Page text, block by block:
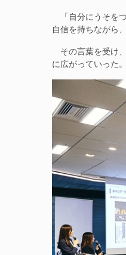
「自分にうそを
自信を持ちながら
その言葉を受け
に広がっていった。